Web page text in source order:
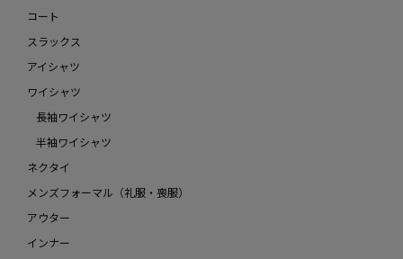
コート
スラックス
アイシャツ
ワイシャツ
長袖ワイシャツ
半袖ワイシャツ
ネクタイ
メンズフォーマル（礼服・喪服）
アウター
インナー